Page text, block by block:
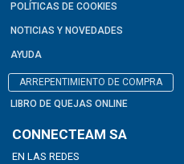
POLÍTICAS DE COOKIES
NOTICIAS Y NOVEDADES
AYUDA
ARREPENTIMIENTO DE COMPRA
LIBRO DE QUEJAS ONLINE
CONNECTEAM SA
EN LAS REDES